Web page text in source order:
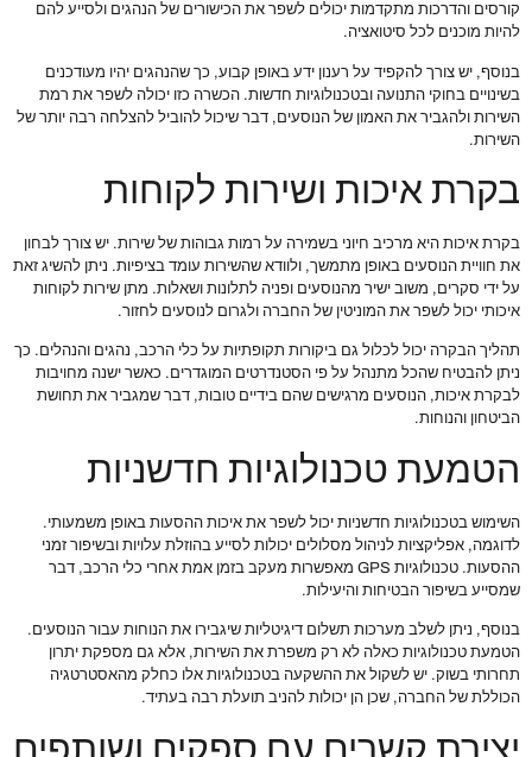
קורסים והדרכות מתקדמות יכולים לשפר את הכישורים של הנהגים ולסייע להם
להיות מוכנים לכל סיטואציה.
בנוסף, יש צורך להקפיד על רענון ידע באופן קבוע, כך שהנהגים יהיו מעודכנים
בשינויים בחוקי התנועה ובטכנולוגיות חדשות. הכשרה כזו יכולה לשפר את רמת
השירות ולהגביר את האמון של הנוסעים, דבר שיכול להוביל להצלחה רבה יותר של
השירות.
בקרת איכות ושירות לקוחות
בקרת איכות היא מרכיב חיוני בשמירה על רמות גבוהות של שירות. יש צורך לבחון
את חוויית הנוסעים באופן מתמשך, ולוודא שהשירות עומד בציפיות. ניתן להשיג זאת
על ידי סקרים, משוב ישיר מהנוסעים ופניה לתלונות ושאלות. מתן שירות לקוחות
איכותי יכול לשפר את המוניטין של החברה ולגרום לנוסעים לחזור.
תהליך הבקרה יכול לכלול גם ביקורות תקופתיות על כלי הרכב, נהגים והנהלים. כך
ניתן להבטיח שהכל מתנהל על פי הסטנדרטים המוגדרים. כאשר ישנה מחויבות
לבקרת איכות, הנוסעים מרגישים שהם בידיים טובות, דבר שמגביר את תחושת
הביטחון והנוחות.
הטמעת טכנולוגיות חדשניות
השימוש בטכנולוגיות חדשניות יכול לשפר את איכות ההסעות באופן משמעותי.
לדוגמה, אפליקציות לניהול מסלולים יכולות לסייע בהוזלת עלויות ובשיפור זמני
ההסעות. טכנולוגיות GPS מאפשרות מעקב בזמן אמת אחרי כלי הרכב, דבר
שמסייע בשיפור הבטיחות והיעילות.
בנוסף, ניתן לשלב מערכות תשלום דיגיטליות שיגבירו את הנוחות עבור הנוסעים.
הטמעת טכנולוגיות כאלה לא רק משפרת את השירות, אלא גם מספקת יתרון
תחרותי בשוק. יש לשקול את ההשקעה בטכנולוגיות אלו כחלק מהאסטרטגיה
הכוללת של החברה, שכן הן יכולות להניב תועלת רבה בעתיד.